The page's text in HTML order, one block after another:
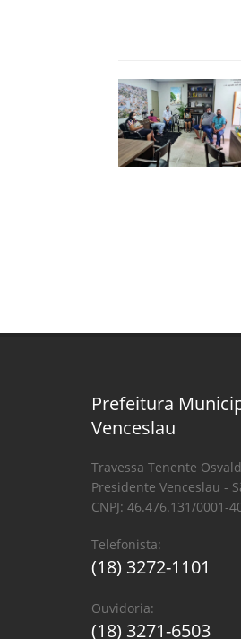
Prefeitura
Venceslau
Travessa Tenente
Presidente Venceslau -
CNPJ: 46.476.131/0001-
Telefonista:
(18) 3272-1101
Ouvidoria:
(18) 3271-6503